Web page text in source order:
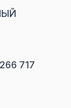
717